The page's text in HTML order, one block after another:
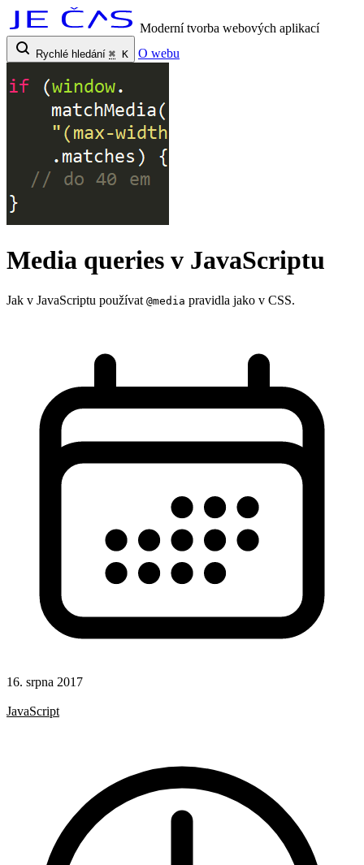
Moderní tvorba webových aplikací
Rychlé hledání ⌘ K O webu
Media queries v JavaScriptu
Jak v JavaScriptu používat @media pravidla jako v CSS.
16. srpna 2017
JavaScript